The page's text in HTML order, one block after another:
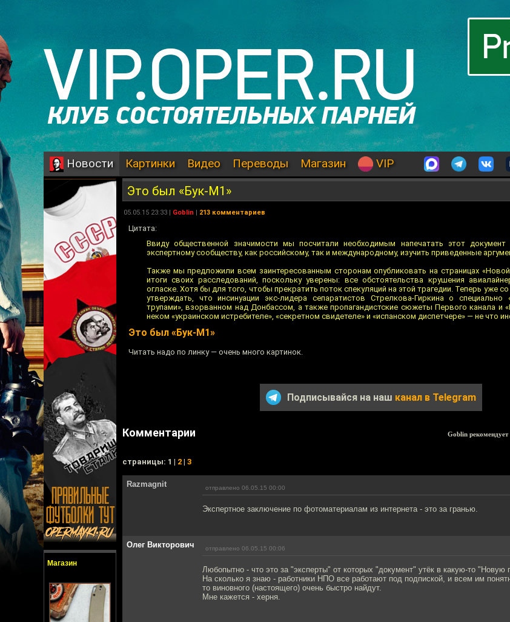
Новости Картинки Видео Переводы Магазин VIP
Магазин
Это был «Бук-М1»
05.05.15 23:33 | Goblin | 213 комментариев
Цитата:
Ввиду общественной значимости мы посчитали необходимым напечатать этот
экспертному сообществу, как российскому, так и международному, изучить приведенные
Также мы предложили всем заинтересованным сторонам опубликовать на страницах
итоги своих расследований, поскольку уверены: все обстоятельства крушения
огласке. Хотя бы для того, чтобы прекратить поток спекуляций на этой трагедии. Теперь уже
утверждать, что инсинуации экс-лидера сепаратистов Стрелкова-Гиркина о
трупами», взорванном над Донбассом, а также пропагандистские сюжеты Первого канала и
неком «украинском истребителе», «секретном свидетеле» и «испанском диспетчере» — не что
Это был «Бук-М1»
Читать надо по линку — очень много картинок.
Подписывайся на наш канал в Telegram
Комментарии Goblin рекомендует
cтраницы: 1 | 2 | 3
Razmagnit отправлено 06.05.15 00:00
Экспертное заключение по фотоматериалам из интернета - это за гранью.
Олег Викторович отправлено 06.05.15 00:06
Любопытно - что это за "эксперты" от которых "документ" утёк в какую-то "Новую
На сколько я знаю - работники НПО все работают под подпиской, и всем им
то виновного (настоящего) очень быстро найдут.
Мне кажется - херня.